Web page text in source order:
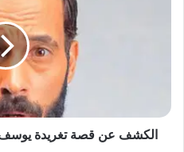
الكشف عن قصة تغريدة يوسف